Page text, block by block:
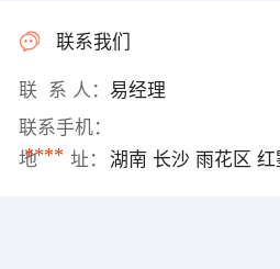
联系我们
联 系 人： 易经理
联系手机：
****
地 址： 湖南 长沙 雨花区 红